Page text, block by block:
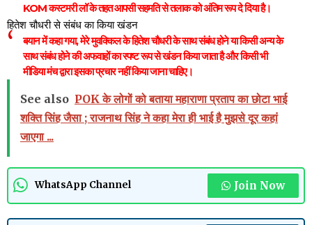
KOM कस्टमरी लॉ के तहत आपसी सहमति से तलाक को अंतिम रूप दे दिया है।
हितेश चौधरी से संबंध का किया खंडन
बयान में कहा गया, मेरे मुवक्किल के हितेश चौधरी के साथ संबंध होने या किसी अन्य के
साथ संबंध होने की अफवाहों का स्पष्ट रूप से खंडन किया जाता है और किसी भी
मीडिया मंच द्वारा इसका प्रचार नहीं किया जाना चाहिए।
See also POK के लोगों को बताया महाराणा प्रताप का छोटा भाई
शक्ति सिंह जैसा ; राजनाथ सिंह ने कहा मेरा ही भाई है मुझसे दूर कहां
जाएगा ...
WhatsApp Channel Join Now